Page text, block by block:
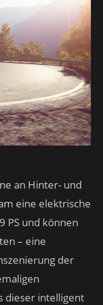
an Hinter- und
eine elektrische
PS und können
– eine
der
dieser intelligent